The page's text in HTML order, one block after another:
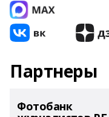
Партнеры
Фотобанк